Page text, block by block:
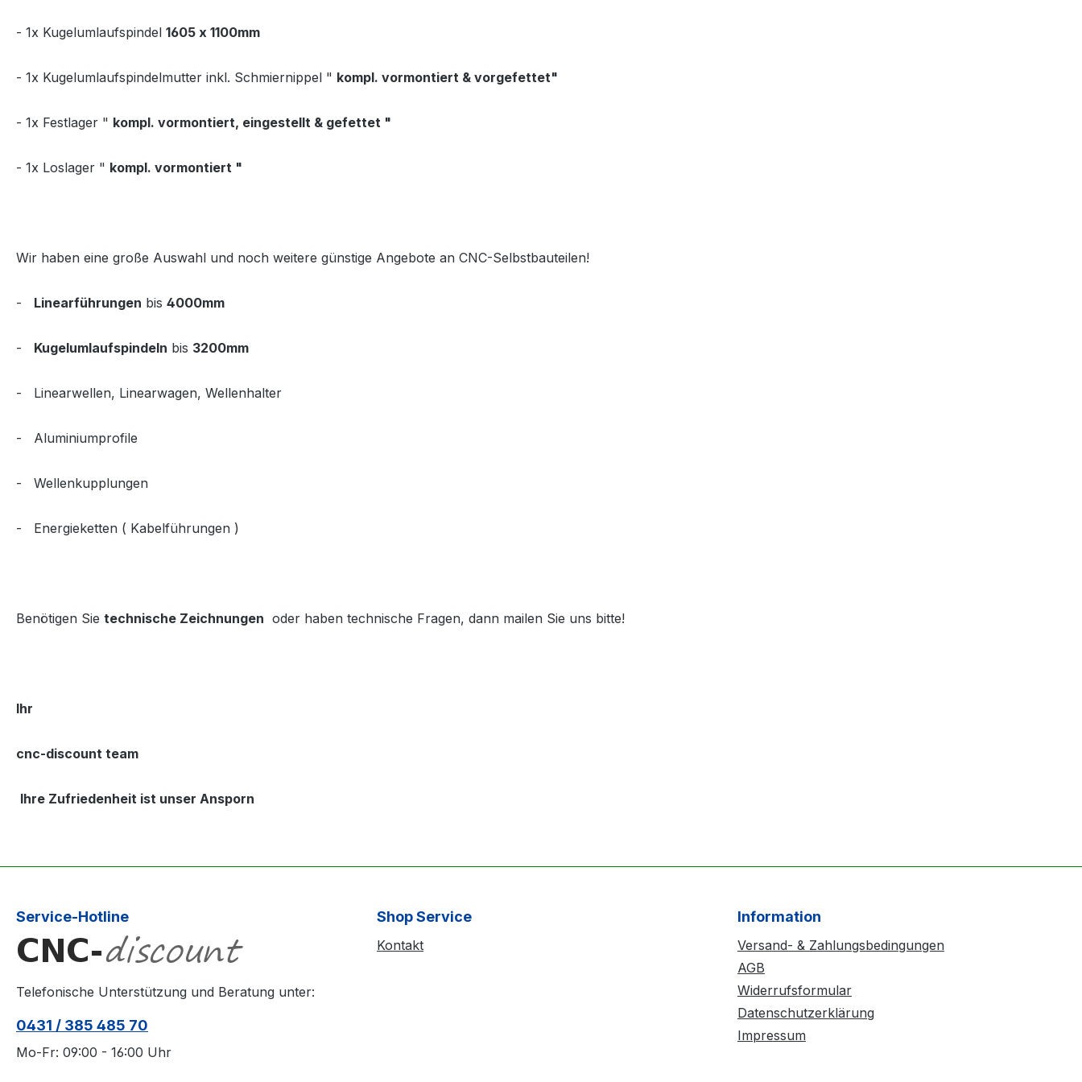
- 1x Kugelumlaufspindel 1605 x 1100mm
- 1x Kugelumlaufspindelmutter inkl. Schmiernippel " kompl. vormontiert & vorgefettet"
- 1x Festlager " kompl. vormontiert, eingestellt & gefettet "
- 1x Loslager " kompl. vormontiert "
Wir haben eine große Auswahl und noch weitere günstige Angebote an CNC-Selbstbauteilen!
- Linearführungen bis 4000mm
- Kugelumlaufspindeln bis 3200mm
- Linearwellen, Linearwagen, Wellenhalter
- Aluminiumprofile
- Wellenkupplungen
- Energieketten ( Kabelführungen )
Benötigen Sie technische Zeichnungen oder haben technische Fragen, dann mailen Sie uns bitte!
Ihr
cnc-discount team
Ihre Zufriedenheit ist unser Ansporn
Service-Hotline
Telefonische Unterstützung und Beratung unter:
0431 / 385 485 70
Mo-Fr: 09:00 - 16:00 Uhr
Shop Service
Kontakt
Information
Versand- & Zahlungsbedingungen
AGB
Widerrufsformular
Datenschutzerklärung
Impressum